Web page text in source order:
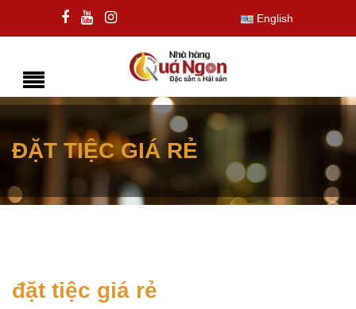
English
ĐẶT TIỆC GIÁ RẺ
đặt tiệc giá rẻ